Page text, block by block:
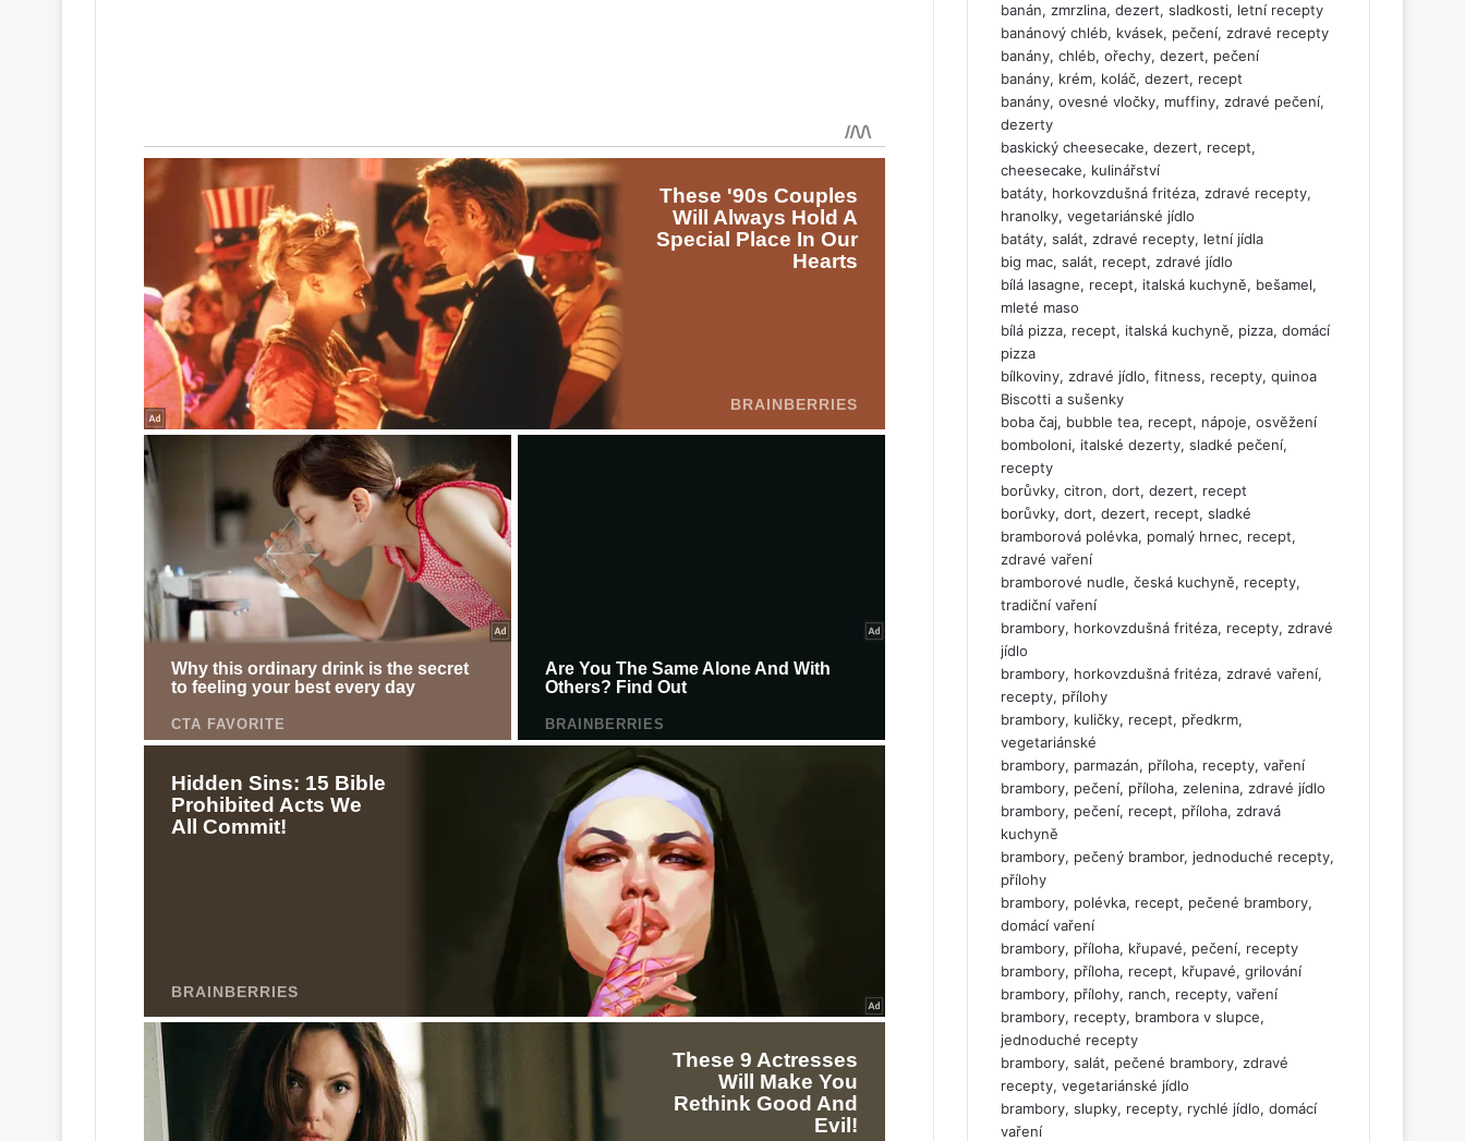
banán, zmrzlina, dezert, sladkosti, letní recepty
banánový chléb, kvásek, pečení, zdravé recepty
banány, chléb, ořechy, dezert, pečení
banány, krém, koláč, dezert, recept
banány, ovesné vločky, muffiny, zdravé pečení,
dezerty
baskický cheesecake, dezert, recept,
cheesecake, kulinářství
batáty, horkovzdušná fritéza, zdravé recepty,
hranolky, vegetariánské jídlo
batáty, salát, zdravé recepty, letní jídla
big mac, salát, recept, zdravé jídlo
bílá lasagne, recept, italská kuchyně, bešamel,
mleté maso
bílá pizza, recept, italská kuchyně, pizza, domácí
pizza
bílkoviny, zdravé jídlo, fitness, recepty, quinoa
Biscotti a sušenky
boba čaj, bubble tea, recept, nápoje, osvěžení
bomboloni, italské dezerty, sladké pečení,
recepty
borůvky, citron, dort, dezert, recept
borůvky, dort, dezert, recept, sladké
bramborová polévka, pomalý hrnec, recept,
zdravé vaření
bramborové nudle, česká kuchyně, recepty,
tradiční vaření
brambory, horkovzdušná fritéza, recepty, zdravé
jídlo
brambory, horkovzdušná fritéza, zdravé vaření,
recepty, přílohy
brambory, kuličky, recept, předkrm,
vegetariánské
brambory, parmazán, příloha, recepty, vaření
brambory, pečení, příloha, zelenina, zdravé jídlo
brambory, pečení, recept, příloha, zdravá
kuchyně
brambory, pečený brambor, jednoduché recepty,
přílohy
brambory, polévka, recept, pečené brambory,
domácí vaření
brambory, příloha, křupavé, pečení, recepty
brambory, příloha, recept, křupavé, grilování
brambory, přílohy, ranch, recepty, vaření
brambory, recepty, brambora v slupce,
jednoduché recepty
brambory, salát, pečené brambory, zdravé
recepty, vegetariánské jídlo
brambory, slupky, recepty, rychlé jídlo, domácí
vaření